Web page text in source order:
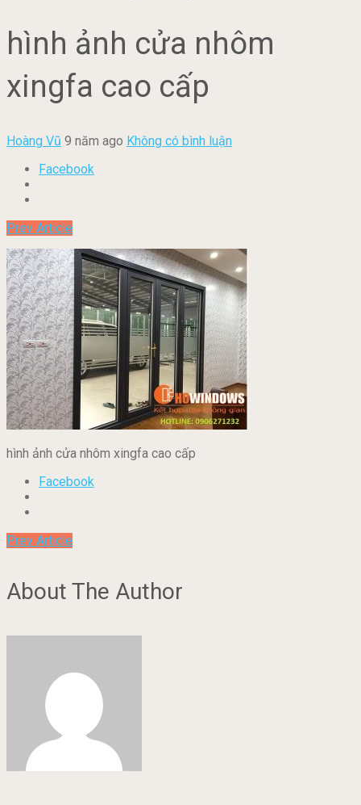
hình ảnh cửa nhôm
xingfa cao cấp
Hoàng Vũ 9 năm ago Không có bình luận
Facebook
Prev Article
hình ảnh cửa nhôm xingfa cao cấp
Facebook
Prev Article
About The Author